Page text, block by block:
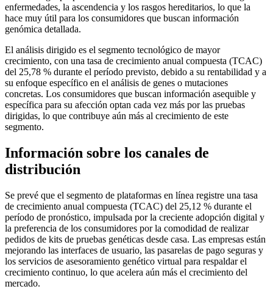
enfermedades, la ascendencia y los rasgos hereditarios, lo que la
hace muy útil para los consumidores que buscan información
genómica detallada.
El análisis dirigido es el segmento tecnológico de mayor
crecimiento, con una tasa de crecimiento anual compuesta (TCAC)
del 25,78 % durante el período previsto, debido a su rentabilidad y a
su enfoque específico en el análisis de genes o mutaciones
concretas. Los consumidores que buscan información asequible y
específica para su afección optan cada vez más por las pruebas
dirigidas, lo que contribuye aún más al crecimiento de este
segmento.
Información sobre los canales de
distribución
Se prevé que el segmento de plataformas en línea registre una tasa
de crecimiento anual compuesta (TCAC) del 25,12 % durante el
período de pronóstico, impulsada por la creciente adopción digital y
la preferencia de los consumidores por la comodidad de realizar
pedidos de kits de pruebas genéticas desde casa. Las empresas están
mejorando las interfaces de usuario, las pasarelas de pago seguras y
los servicios de asesoramiento genético virtual para respaldar el
crecimiento continuo, lo que acelera aún más el crecimiento del
mercado.